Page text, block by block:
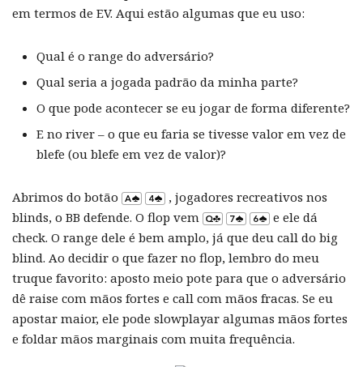
em termos de EV. Aqui estão algumas que eu uso:
Qual é o range do adversário?
Qual seria a jogada padrão da minha parte?
O que pode acontecer se eu jogar de forma diferente?
E no river – o que eu faria se tivesse valor em vez de
blefe (ou blefe em vez de valor)?
Abrimos do botão
, jogadores recreativos nos
blinds, o BB defende. O flop vem
e ele dá
check. O range dele é bem amplo, já que deu call do big
blind. Ao decidir o que fazer no flop, lembro do meu
truque favorito: aposto meio pote para que o adversário
dê raise com mãos fortes e call com mãos fracas. Se eu
apostar maior, ele pode slowplayar algumas mãos fortes
e foldar mãos marginais com muita frequência.